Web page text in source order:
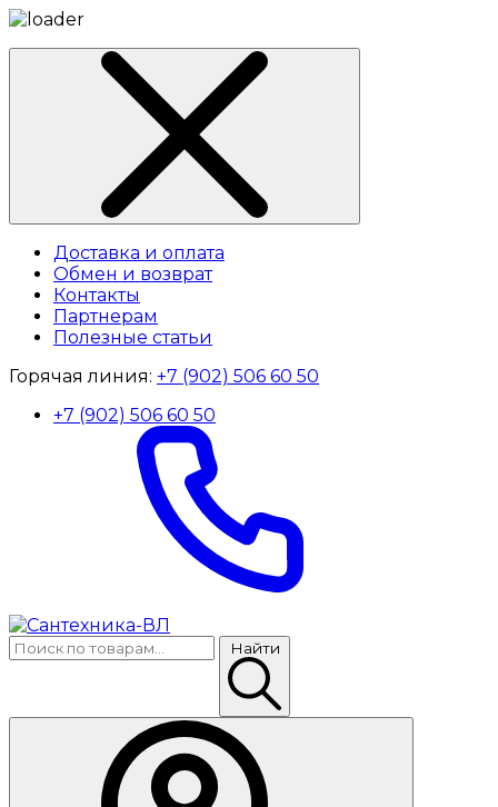
Доставка и оплата
Обмен и возврат
Контакты
Партнерам
Полезные статьи
Горячая линия: +7 (902) 506 60 50
+7 (902) 506 60 50
Найти